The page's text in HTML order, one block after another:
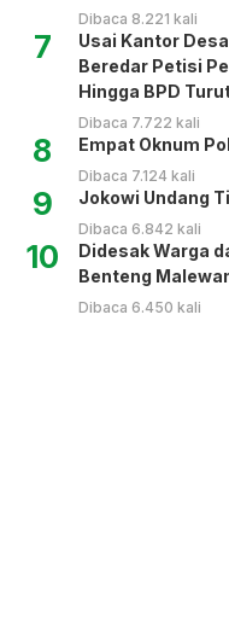
Dibaca 8.221 kali
7
Usai Kantor
Beredar Petisi
Hingga BPD
Dibaca 7.722 kali
8 Empat Oknum
Dibaca 7.124 kali
9 Jokowi Undang
Dibaca 6.842 kali
10
Didesak Warga
Benteng
Dibaca 6.450 kali